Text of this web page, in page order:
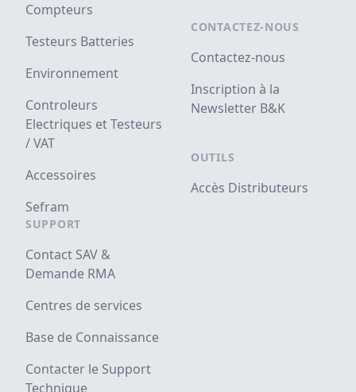
Compteurs
Testeurs Batteries
Environnement
Controleurs
Electriques et Testeurs
/ VAT
Accessoires
Sefram
SUPPORT
Contact SAV &
Demande RMA
Centres de services
Base de Connaissance
Contacter le Support
Technique
CONTACTEZ-NOUS
Contactez-nous
Inscription à la
Newsletter B&K
OUTILS
Accès Distributeurs